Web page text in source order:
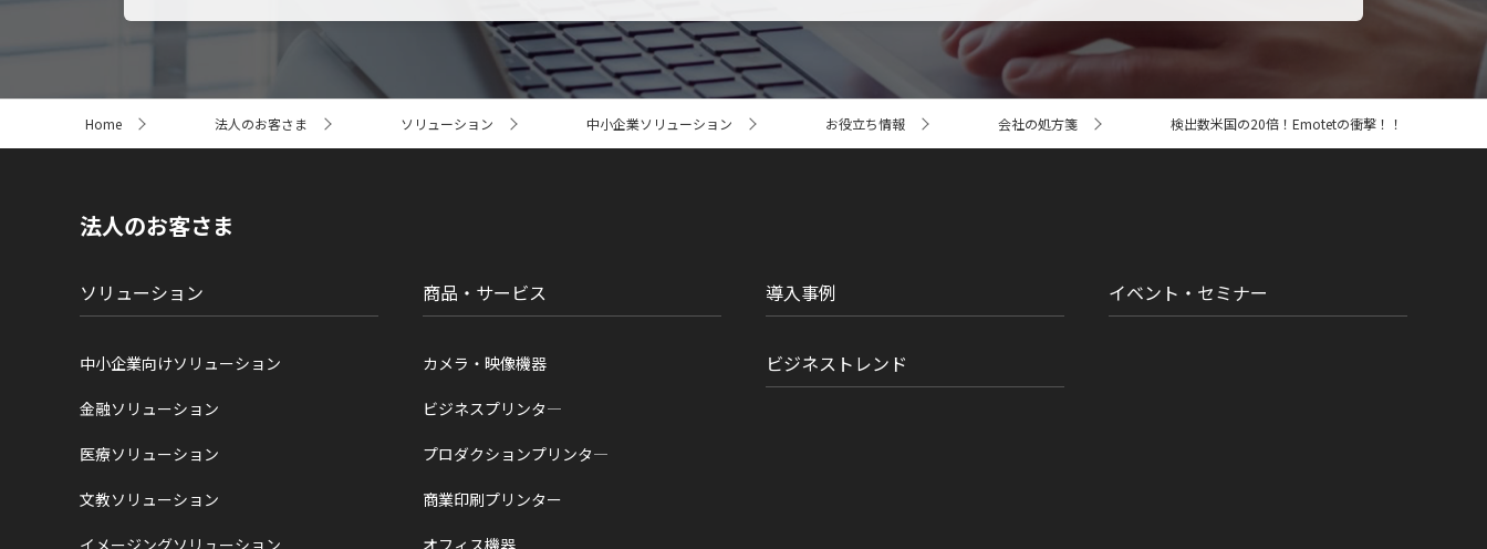
ト
Home 法人のお客さま ソリューション 中小企業ソリューション お役立ち情報 会社の処方箋 検出数米国の20倍！Emotetの衝撃！！
法人のお客さま
ソリューション
中小企業向けソリューション
金融ソリューション
医療ソリューション
文教ソリューション
イメージングソリューション
商品・サービス
カメラ・映像機器
ビジネスプリンタ―
プロダクションプリンタ―
商業印刷プリンター
オフィス機器
導入事例
ビジネストレンド
イベント・セミナー